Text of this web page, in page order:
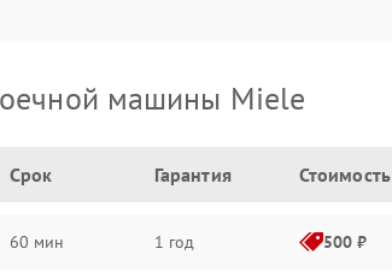
машины Miele
Срок Гарантия Стоимость
60 мин 1 год 500 ₽